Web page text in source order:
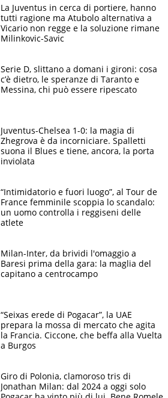
La Juventus in cerca di portiere, hanno
tutti ragione ma Atubolo alternativa a
Vicario non regge e la soluzione rimane
Milinkovic-Savic
Serie D, slittano a domani i gironi: cosa
c’è dietro, le speranze di Taranto e
Messina, chi può essere ripescato
Juventus-Chelsea 1-0: la magia di
Zhegrova è da incorniciare. Spalletti
suona il Blues e tiene, ancora, la porta
inviolata
“Intimidatorio e fuori luogo”, al Tour de
France femminile scoppia lo scandalo:
un uomo controlla i reggiseni delle
atlete
Milan-Inter, da brividi l'omaggio a
Baresi prima della gara: la maglia del
capitano a centrocampo
“Seixas erede di Pogacar”, la UAE
prepara la mossa di mercato che agita
la Francia. Ciccone, che beffa alla Vuelta
a Burgos
Giro di Polonia, clamoroso tris di
Jonathan Milan: dal 2024 a oggi solo